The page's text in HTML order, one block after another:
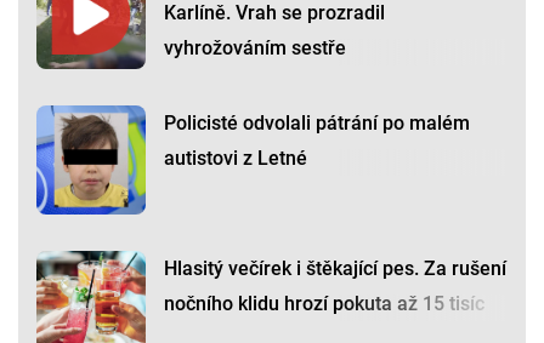
Karlíně. Vrah se prozradil
vyhrožováním sestře
Policisté odvolali pátrání po malém
autistovi z Letné
Hlasitý večírek i štěkající pes. Za rušení
nočního klidu hrozí pokuta až 15 tisíc